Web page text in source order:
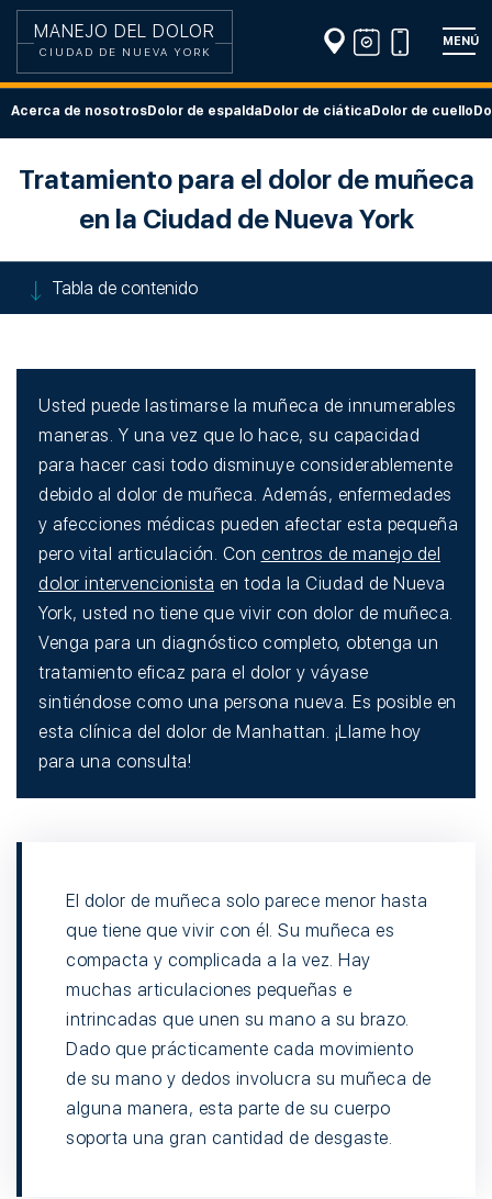
MANEJO DEL DOLOR
CIUDAD DE NUEVA YORK
Acerca de nosotrosDolor de espalda Dolor de ciática Dolor de cuello
MENÚ
Tratamiento para el dolor de muñeca
en la Ciudad de Nueva York
Tabla de contenido
Usted puede lastimarse la muñeca de innumerables
maneras. Y una vez que lo hace, su capacidad
para hacer casi todo disminuye considerablemente
debido al dolor de muñeca. Además, enfermedades
y afecciones médicas pueden afectar esta pequeña
pero vital articulación. Con centros de manejo del
dolor intervencionista en toda la Ciudad de Nueva
York, usted no tiene que vivir con dolor de muñeca.
Venga para un diagnóstico completo, obtenga un
tratamiento eficaz para el dolor y váyase
sintiéndose como una persona nueva. Es posible en
esta clínica del dolor de Manhattan. ¡Llame hoy
para una consulta!
El dolor de muñeca solo parece menor hasta
que tiene que vivir con él. Su muñeca es
compacta y complicada a la vez. Hay
muchas articulaciones pequeñas e
intrincadas que unen su mano a su brazo.
Dado que prácticamente cada movimiento
de su mano y dedos involucra su muñeca de
alguna manera, esta parte de su cuerpo
soporta una gran cantidad de desgaste.